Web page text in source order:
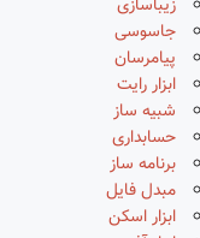
زیباسازی
جاسوسی
پیامرسان
ابزار رایت
شبیه ساز
حسابداری
برنامه ساز
مبدل فایل
ابزار اسکن